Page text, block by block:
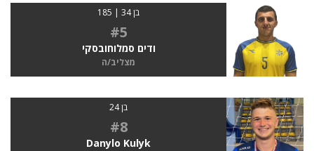
בן 34 | 185
#5
ודים סמלוחובסקי
מצליב/ה
בן 24
#8
Danylo Kulyk